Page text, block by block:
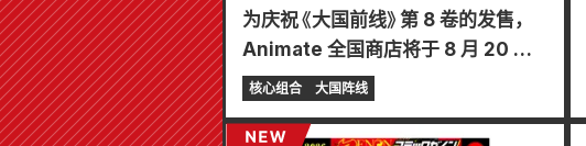
为庆祝《大国前线》第 8 卷的发售，
Animate 全国商店将于 8 月 20 日
起举办限时展销会，届时可获得特制
迷你卡片（共 4 种）！
核心组合 大国阵线